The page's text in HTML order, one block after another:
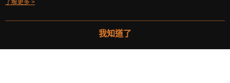
用條款之 Cookie 聲明使用 cookie。
了解更多 >
我知道了